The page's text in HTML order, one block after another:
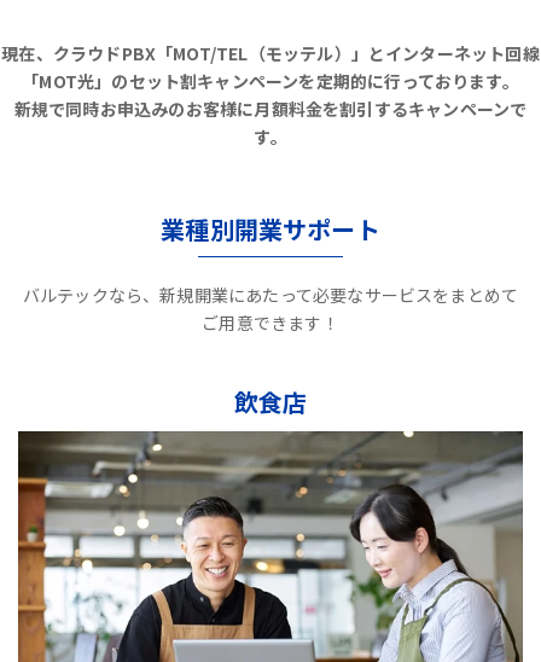
現在、クラウドPBX「MOT/TEL（モッテル）」とインターネット回線
「MOT光」のセット割キャンペーンを定期的に行っております。
新規で同時お申込みのお客様に月額料金を割引するキャンペーンで
す。
業種別開業サポート
バルテックなら、新規開業にあたって必要なサービスをまとめて
ご用意できます！
飲食店